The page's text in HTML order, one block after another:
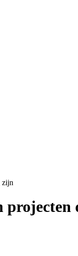
zijn